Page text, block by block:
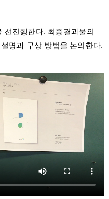
선진행한다. 최종결과물의
명과 구상 방법을 논의한다.